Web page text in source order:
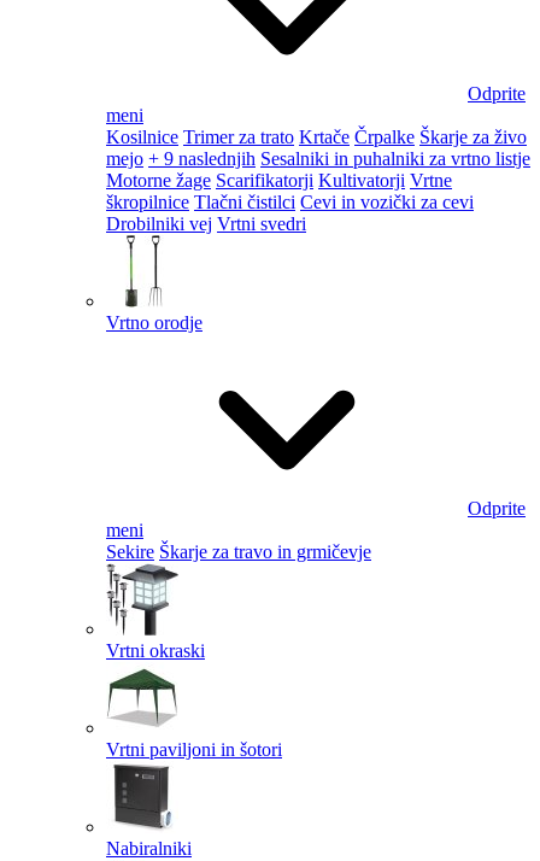
Odprite
meni
Kosilnice Trimer za trato Krtače Črpalke Škarje za živo
mejo + 9 naslednjih Sesalniki in puhalniki za vrtno listje
Motorne žage Scarifikatorji Kultivatorji Vrtne
škropilnice Tlačni čistilci Cevi in vozički za cevi
Drobilniki vej Vrtni svedri
Vrtno orodje
Odprite
meni
Sekire Škarje za travo in grmičevje
Vrtni okraski
Vrtni paviljoni in šotori
Nabiralniki